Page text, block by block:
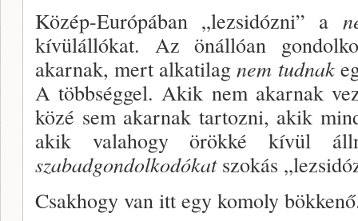
Közép-Európában „lezsidózni” a
kívülálló­kat. Az önállóan
akarnak, mert alkatilagnem tudnak
A többséggel. Akik nem akarnak
közé sem akarnak tartozni, akik
akik valahogy örökké kívül
szabadgondolkodókatszokás
Csakhogy van itt egy komoly